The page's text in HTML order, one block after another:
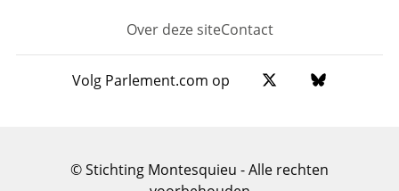
Footer
Over deze siteContact
Volg Parlement.com op
© Stichting Montesquieu - Alle rechten